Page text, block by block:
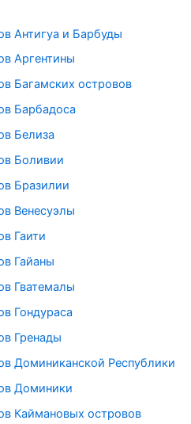
Антигуа и Барбуды
Аргентины
Багамских островов
Барбадоса
Белиза
Боливии
Бразилии
Венесуэлы
Гаити
Гайаны
Гватемалы
Гондураса
Гренады
Доминиканской Республики
Доминики
Каймановых островов